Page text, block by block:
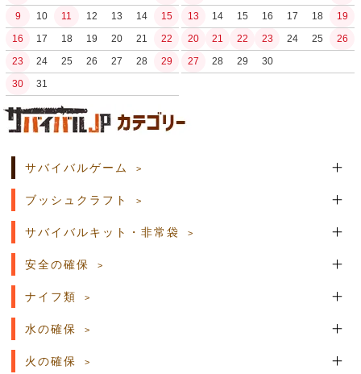
9
10 11 12 13 14
15
16
17 18 19 20 21
22
23
24 25 26 27 28
29
30
31
13
14 15 16 17 18
19
20
21 22 23 24 25
26
27
28 29 30
土日祝日の商品発送はございません。
サバイバルゲーム
ブッシュクラフト
サバイバルキット・非常袋
安全の確保
ナイフ類
水の確保
火の確保